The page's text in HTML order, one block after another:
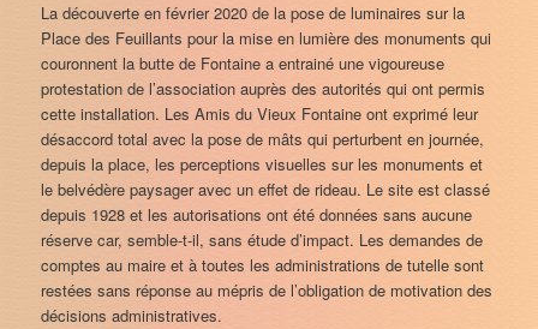
La découverte en février 2020 de la pose de luminaires sur la
Place des Feuillants pour la mise en lumière des monuments qui
couronnent la butte de Fontaine a entrainé une vigoureuse
protestation de l’association auprès des autorités qui ont permis
cette installation. Les Amis du Vieux Fontaine ont exprimé leur
désaccord total avec la pose de mâts qui perturbent en journée,
depuis la place, les perceptions visuelles sur les monuments et
le belvédère paysager avec un effet de rideau. Le site est classé
depuis 1928 et les autorisations ont été données sans aucune
réserve car, semble-t-il, sans étude d’impact. Les demandes de
comptes au maire et à toutes les administrations de tutelle sont
restées sans réponse au mépris de l’obligation de motivation des
décisions administratives.